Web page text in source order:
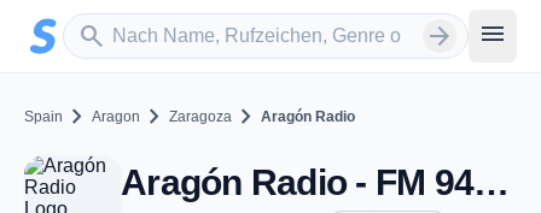
Zum Hauptinhalt springen
search
Sender suchen arrow_forward menu
Spain chevron_right Aragon chevron_right Zaragoza chevron_right Aragón Radio
Aragón Radio - FM 94.9 - Zaragoza